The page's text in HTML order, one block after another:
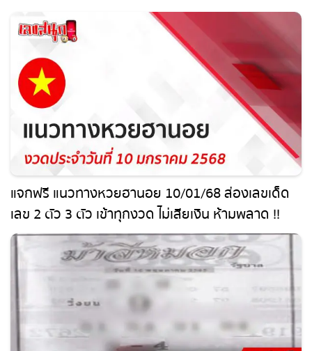
แจกฟรี แนวทางหวยฮานอย 10/01/68 ส่องเลขเด็ด
เลข 2 ตัว 3 ตัว เข้าทุกงวด ไม่เสียเงิน ห้ามพลาด !!